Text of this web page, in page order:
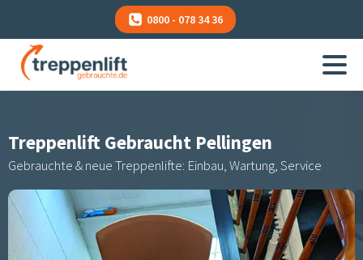
0800 - 078 34 36
Treppenlift Gebraucht Pellingen
Gebrauchte & neue Treppenlifte: Einbau, Wartung, Service